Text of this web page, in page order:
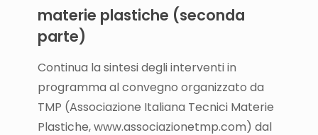
materie plastiche (seconda
parte)
Continua la sintesi degli interventi in
programma al convegno organizzato da
TMP (Associazione Italiana Tecnici Materie
Plastiche, www.associazionetmp.com) dal